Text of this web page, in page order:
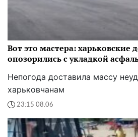
Вот это мастера: харьковские
опозорились с укладкой
Непогода доставила массу
харьковчанам
23:15 08.06